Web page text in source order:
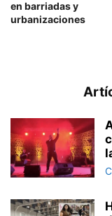
en barriadas y
urbanizaciones